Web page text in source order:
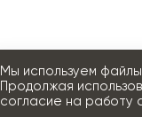
Мы используем
Продолжая
согласие на работу